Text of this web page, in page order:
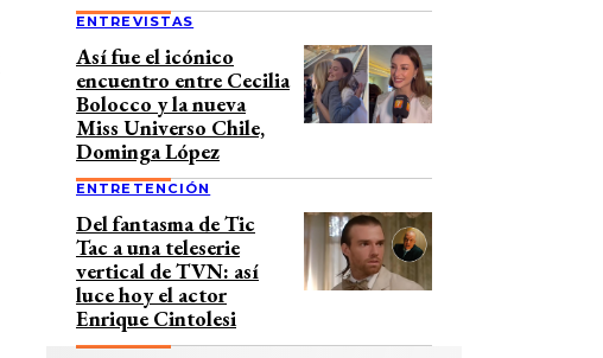
ENTREVISTAS
Así fue el icónico
encuentro entre Cecilia
Bolocco y la nueva
Miss Universo Chile,
Dominga López
ENTRETENCIÓN
Del fantasma de Tic
Tac a una teleserie
vertical de TVN: así
luce hoy el actor
Enrique Cintolesi